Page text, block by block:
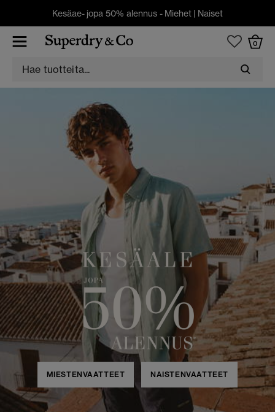
Kesäae- jopa 50% alennus - Miehet | Naiset
0
MIESTENVAATTEET NAISTENVAATTEET